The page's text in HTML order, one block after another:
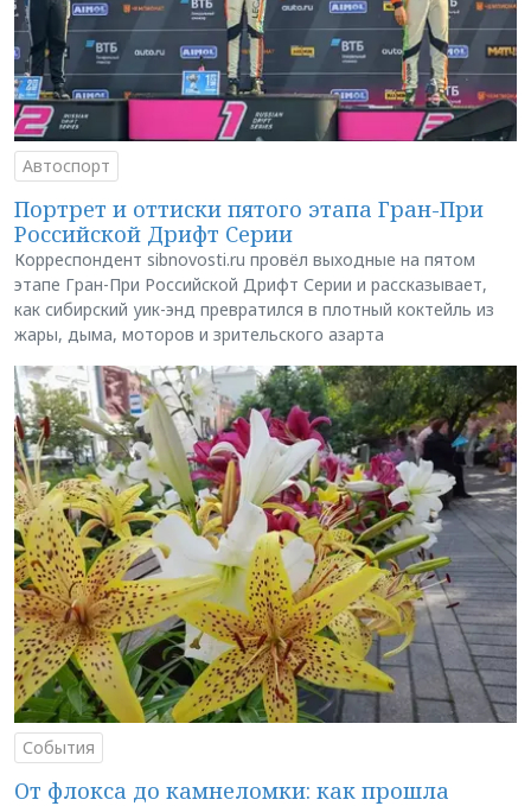
Автоспорт
Портрет и оттиски пятого этапа Гран-При
Российской Дрифт Серии
Корреспондент sibnovosti.ru провёл выходные на пятом
этапе Гран-При Российской Дрифт Серии и рассказывает,
как сибирский уик-энд превратился в плотный коктейль из
жары, дыма, моторов и зрительского азарта
События
От флокса до камнеломки: как прошла